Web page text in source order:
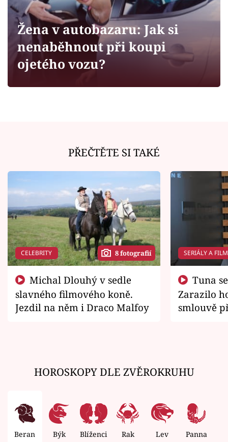
Sledujte prima+
Filmový festival Karlovy Vary
Sledujte nás
Žena v autobazaru: Jak si
nenaběhnout při koupi
ojetého vozu?
PŘEČTĚTE SI TAKÉ
CELEBRITY 8 fotografií
slavného filmového koně.
Jezdil na něm i Draco Malfoy
SERIÁLY A
Zarazilo
smlouvě
HOROSKOPY DLE ZVĚROKRUHU
Beran Býk Blíženci Rak Lev Panna